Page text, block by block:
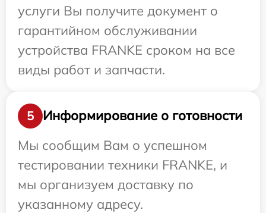
услуги Вы получите документ о
гарантийном обслуживании
устройства FRANKE сроком на все
виды работ и запчасти.
5
Информирование о готовности
Мы сообщим Вам о успешном
тестировании техники FRANKE, и
мы организуем доставку по
указанному адресу.